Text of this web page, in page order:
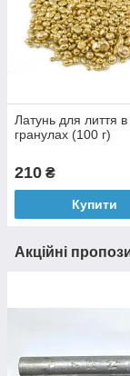
Латунь для лиття в
гранулах (100 г)
210 ₴
Купити
Акційні